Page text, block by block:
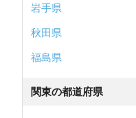
岩手県
秋田県
福島県
関東の都道府県